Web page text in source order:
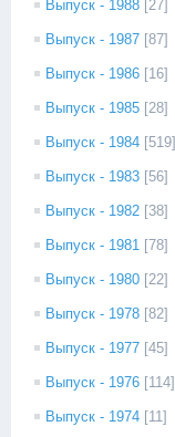
Выпуск - 1988 [27]
Выпуск - 1987 [87]
Выпуск - 1986 [16]
Выпуск - 1985 [28]
Выпуск - 1984 [519]
Выпуск - 1983 [56]
Выпуск - 1982 [38]
Выпуск - 1981 [78]
Выпуск - 1980 [22]
Выпуск - 1978 [82]
Выпуск - 1977 [45]
Выпуск - 1976 [114]
Выпуск - 1974 [11]